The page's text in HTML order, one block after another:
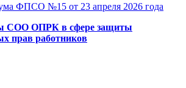
ФПСО №15 от 23 апреля 2026 года
СОО ОПРК в сфере защиты
прав работников